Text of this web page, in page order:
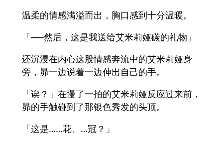
温柔的情感满溢而出，胸口感到十分温暖。
「──然后，这是我送给艾米莉娅碳的礼物」
还沉浸在内心这股情感奔流中的艾米莉娅身
旁，昴一边说着一边伸出自己的手。
「诶？」在慢了一拍的艾米莉娅反应过来前，
昴的手触碰到了那银色秀发的头顶。
「这是……花、…冠？」